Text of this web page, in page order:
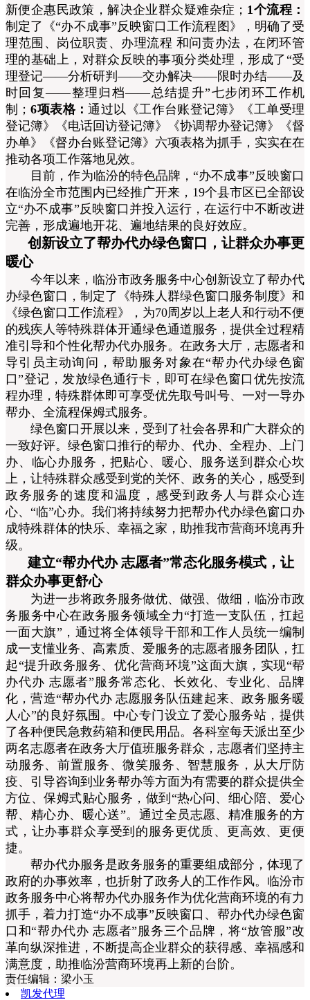
新便企惠民政策，解决企业群众疑难杂症 ； 1个流程：
制定了《“办不成事”反映窗口工作流程图》，明确了受
理范围、岗位职责、办理流程 和问责办法，在闭环管
理的基础上，对群众反映的事项分类处理，形成了“受
理登记——分析研判——交办解决——限时办结——及
时回复——整理归档——总结提升”七步闭环工作机
制
；6项表格：通过以《工作台账登记簿》《工单受理
登记簿》《电话回访登记簿》《协调帮办登记簿》《督
办单》《督办台账登记簿》六项表格为抓手，实实在在
推动各项工作落地见效。
目前，作为临汾的特色品牌，“办不成事”反映窗口
在临汾全市范围内已经推广开来，19个县市区已全部设
立“办不成事”反映窗口并投入运行，在运行中不断改进
完善，形成遍地开花、遍地结果的良好效应。
创新设立了帮办代办绿色窗口，让群众办事更
暖心
今年以来，临汾市政务服务中心创新设立了帮办代
办绿色窗口，制定了《特殊人群绿色窗口服务制度》和
《绿色窗口工作流程》，为70周岁以上老人和行动不便
的残疾人等特殊群体开通绿色通道服务，提供全过程精
准引导和个性化帮办代办服务。在政务大厅，志愿者和
导引员主动询问，帮助服务对象在“帮办代办绿色窗
口”登记，发放绿色通行卡，即可在绿色窗口优先按流
程办理，特殊群体即可享受优先取号叫号、一对一导办
帮办、全流程保姆式服务。
绿色窗口开展以来，受到了社会各界和广大群众的
一致好评。 绿色窗口推行的帮办、代办、全程办、上门
办、临心办服务，把贴心、暖心、服务送到群众心坎
上，让特殊群众感受到党的关怀、政务的关心，感受到
政务服务的速度和温度，感受到政务人与群众心连
心、“临”心办。 我们将持续努力把帮办代办绿色窗口办
成特殊群体的快乐、幸福之家，助推我市营商环境再升
级。
建立“帮办代办 志愿者”常态化服务模式，让
群众办事更舒心
为进一步将政务服务做优、做强、做细，临汾市政
务服务中心在政务服务领域全力“打造一支队伍，扛起
一面大旗”，通过将全体领导干部和工作人员统一编制
成一支懂业务、高素质、爱服务的志愿者服务团队，扛
起“提升政务服务、优化营商环境”这面大旗，实现“帮
办代办 志愿者”服务常态化、长效化、专业化、品牌
化，营造“帮办代办 志愿服务队伍建起来、政务服务暖
人心”的良好氛围。中心专门设立了爱心服务站，提供
了各种便民急救药箱和便民用品。各科室每天派出至少
两名志愿者在政务大厅值班服务群众，志愿者们坚持主
动服务、前置服务、微笑服务、智慧服务，从大厅防
疫、引导咨询到业务帮办等方面为有需要的群众提供全
方位、保姆式贴心服务，做到“热心问、细心陪、爱心
帮、精心办、暖心送”。通过全员志愿、精准服务的方
式，让办事群众享受到的服务更优质、更高效、更便
捷。
帮办代办服务是政务服务的重要组成部分，体现了
政府的办事效率 ， 也折射了政务人的工作作风。临汾市
政务服务中心将帮办代办服务作为优化营商环境的有力
抓手，着力打造“办不成事”反映窗口、帮办代办绿色窗
口和“帮办代办 志愿者”服务三个品牌，将“放管服”改
革向纵深推进 ， 不断提高企业群众的获得感、幸福感和
满意度，助推临汾营商环境再上新的台阶。
责任编辑： 梁小玉
凯发代理